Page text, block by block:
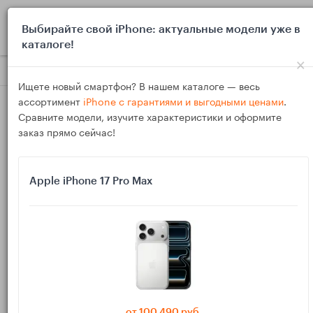
Блог Обзоры Samsung Galaxy S26 Ultra и iPhone 18 Pro:
23
Samsung Galaxy S26 Ultra и iPhone 18 Pro:
какой флагман лучше для мобильной съёмки
Выбирайте свой iPhone: актуальные модели уже в
каталоге!
×
Ищете новый смартфон? В нашем каталоге — весь
ассортимент iPhone с гарантиями и выгодными ценами.
Сравните модели, изучите характеристики и оформите
заказ прямо сейчас!
Apple iPhone 17 Pro Max